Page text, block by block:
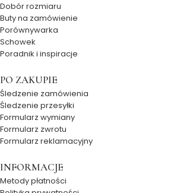
Dobór rozmiaru
Buty na zamówienie
Porównywarka
Schowek
Poradnik i inspiracje
PO ZAKUPIE
Śledzenie zamówienia
Śledzenie przesyłki
Formularz wymiany
Formularz zwrotu
Formularz reklamacyjny
INFORMACJE
Metody płatności